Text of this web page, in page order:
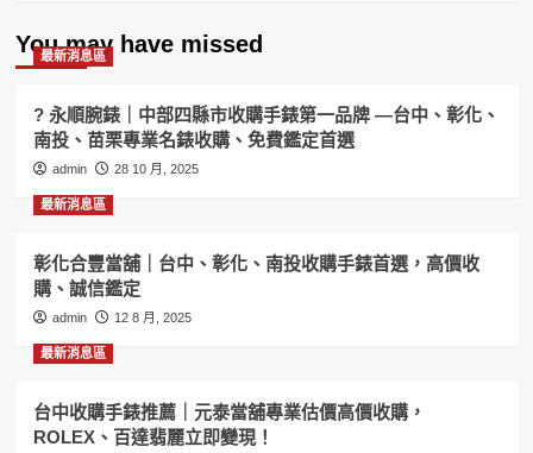
台
北
購
手
錶
專
業
店
和
運
當
舖
手
賣
一
You may have missed
最新消息區
? 永順腕錶｜中部四縣市收購手錶第一品牌 —台中、彰化、
南投、苗栗專業名錶收購、免費鑑定首選
admin 28 10 月, 2025
最新消息區
彰化合豐當舖｜台中、彰化、南投收購手錶首選，高價收
購、誠信鑑定
admin 12 8 月, 2025
最新消息區
台中收購手錶推薦｜元泰當舖專業估價高價收購，
ROLEX、百達翡麗立即變現！